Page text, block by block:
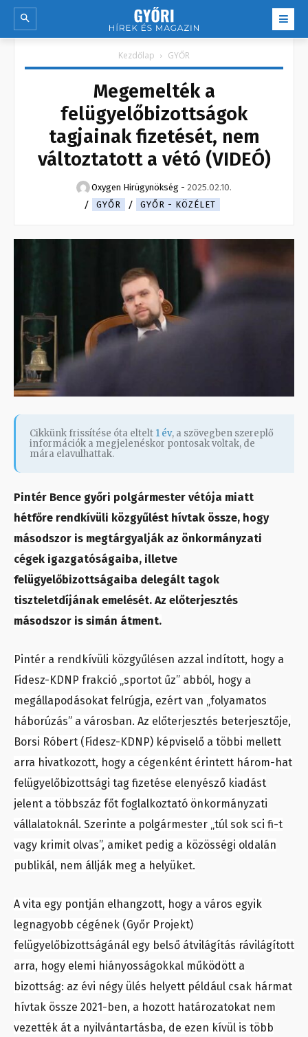
Kezdőlap GYŐR
Megemelték a
felügyelőbizottságok
tagjainak fizetését, nem
változtatott a vétó (VIDEÓ)
Oxygen Hirügynökség - 2025.02.10.
GYŐR
GYŐR - KÖZÉLET
Cikkünk frissítése óta eltelt 1 év, a szövegben szereplő
információk a megjelenéskor pontosak voltak, de
mára elavulhattak.
Pintér Bence győri polgármester vétója miatt
hétfőre rendkívüli közgyűlést hívtak össze, hogy
másodszor is megtárgyalják az önkormányzati
cégek igazgatóságaiba, illetve
felügyelőbizottságaiba delegált tagok
tiszteletdíjának emelését. Az előterjesztés
másodszor is simán átment.
Pintér a rendkívüli közgyűlésen azzal indított, hogy a
Fidesz-KDNP frakció „sportot űz” abból, hogy a
megállapodásokat felrúgja, ezért van „folyamatos
háborúzás” a városban. Az előterjesztés beterjesztője,
Borsi Róbert (Fidesz-KDNP) képviselő a többi mellett
arra hivatkozott, hogy a cégenként érintett három-hat
felügyelőbizottsági tag fizetése elenyésző kiadást
jelent a többszáz főt foglalkoztató önkormányzati
vállalatoknál. Szerinte a polgármester „túl sok sci fi-t
vagy krimit olvas”, amiket pedig a közösségi oldalán
publikál, nem állják meg a helyüket.
A vita egy pontján elhangzott, hogy a város egyik
legnagyobb cégének (Győr Projekt)
felügyelőbizottságánál egy belső átvilágítás rávilágított
arra, hogy elemi hiányosságokkal működött a
bizottság: az évi négy ülés helyett például csak hármat
hívtak össze 2021-ben, a hozott határozatokat nem
vezették át a nyilvántartásba, de ezen kívül is több